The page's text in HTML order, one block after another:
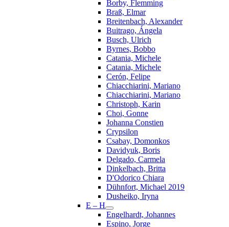
Borby, Flemming
Braß, Elmar
Breitenbach, Alexander
Buitrago, Ángela
Busch, Ulrich
Byrnes, Bobbo
Catania, Michele
Catania, Michele
Cerón, Felipe
Chiacchiarini, Mariano
Chiacchiarini, Mariano
Christoph, Karin
Choi, Gonne
Johanna Constien
Crypsilon
Csabay, Domonkos
Davidyuk, Boris
Delgado, Carmela
Dinkelbach, Britta
D'Odorico Chiara
Dühnfort, Michael 2019
Dusheiko, Iryna
E – H
Engelhardt, Johannes
Espino, Jorge